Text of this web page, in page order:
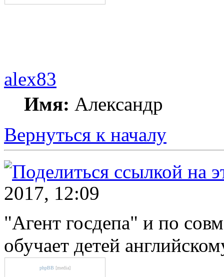
alex83
Имя: Александр
Вернуться к началу
2017, 12:09
"Агент госдепа" и по
обучает детей
phpBB [media]